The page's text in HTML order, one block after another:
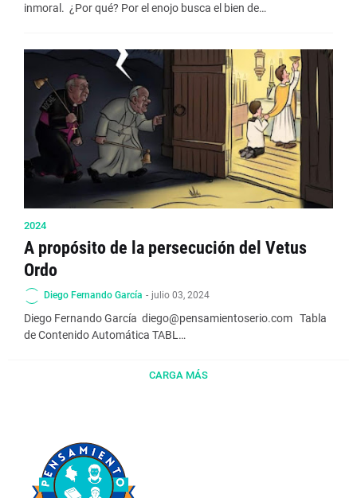
inmoral. ¿Por qué? Por el enojo busca el bien de…
2024
A propósito de la persecución del Vetus
Ordo
Diego Fernando García - julio 03, 2024
Diego Fernando García diego@pensamientoserio.com Tabla
de Contenido Automática TABL…
CARGA MÁS